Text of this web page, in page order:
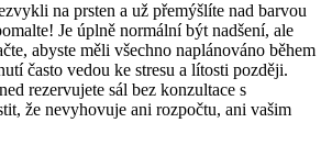
na prsten a už přemýšlíte nad barvou
Je úplně normální být nadšení, ale
abyste měli všechno naplánováno během
často vedou ke stresu a lítosti později.
rezervujete sál bez konzultace s
že nevyhovuje ani rozpočtu, ani vašim